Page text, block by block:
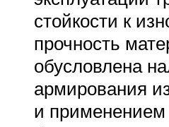
стойкости к
прочность
обусловлена
армирования
и применением